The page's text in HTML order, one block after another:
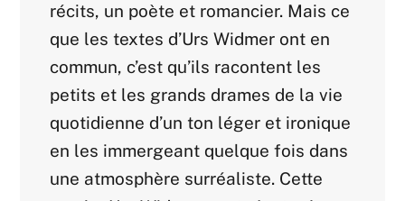
récits, un poète et romancier. Mais ce
que les textes d’Urs Widmer ont en
commun, c’est qu’ils racontent les
petits et les grands drames de la vie
quotidienne d’un ton léger et ironique
en les immergeant quelque fois dans
une atmosphère surréaliste. Cette